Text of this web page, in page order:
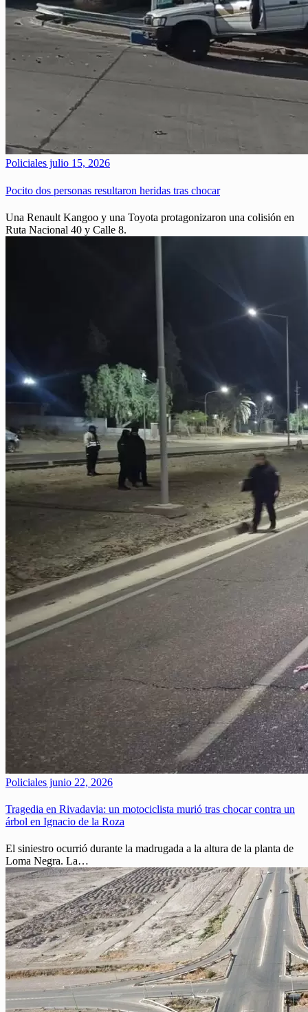
Policiales julio 15, 2026
Pocito dos personas resultaron heridas tras chocar
Una Renault Kangoo y una Toyota protagonizaron una colisión en
Ruta Nacional 40 y Calle 8.
Policiales junio 22, 2026
Tragedia en Rivadavia: un motociclista murió tras chocar contra un
árbol en Ignacio de la Roza
El siniestro ocurrió durante la madrugada a la altura de la planta de
Loma Negra. La…